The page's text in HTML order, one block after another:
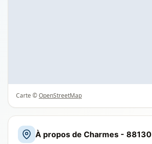
Carte ©OpenStreetMap
À propos de Charmes - 88130